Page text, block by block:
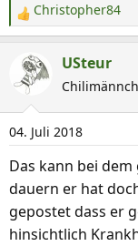
R
e
a
k
i
o
n
n
:
Christopher84
USteur
04. Juli 2018
Das kann bei
dauern er hat
gepostet dass er
hinsichtlich